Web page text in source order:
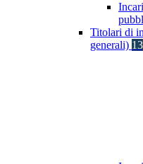
Titolari di
generali) 13